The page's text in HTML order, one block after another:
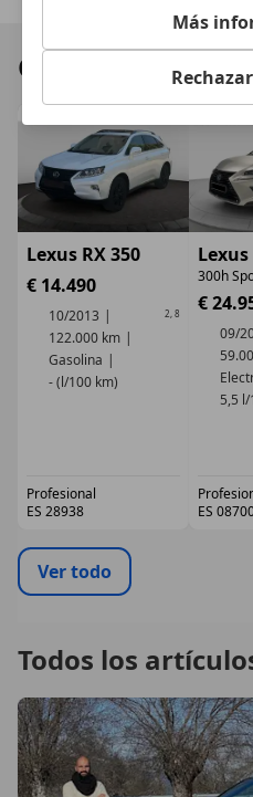
Más
Ofertas
Lexus RX 350
€ 14.490
10/2013
122.000 km
Gasolina
- (l/100 km)
2 8
Profesional
ES 28938
Lexus
300h
€
09/
5,5
ES
Ver todo
Todos los